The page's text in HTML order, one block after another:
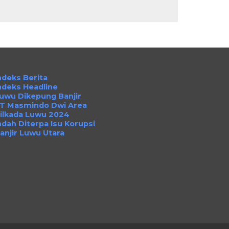
Berita
Headline
Dikepung Banjir
Masmindo Dwi Area
Luwu 2024
Diterpa Isu Korupsi
Luwu Utara